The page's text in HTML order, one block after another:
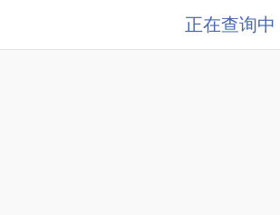
正在查询中